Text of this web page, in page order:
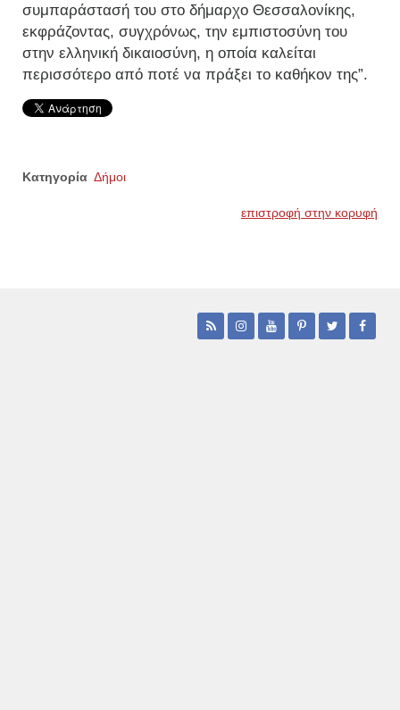
συμπαράστασή του στο δήμαρχο Θεσσαλονίκης,
εκφράζοντας, συγχρόνως, την εμπιστοσύνη του
στην ελληνική δικαιοσύνη, η οποία καλείται
περισσότερο από ποτέ να πράξει το καθήκον της”.
Κατηγορία Δήμοι
επιστροφή στην κορυφή